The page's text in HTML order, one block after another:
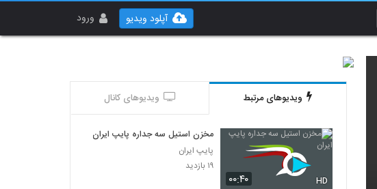
ورود آپلود ویدیو
ویدیوهای مرتبط ویدیوهای کانال
۰۰:۴۰ HD
مخزن استیل سه جداره پایپ ایران
پایپ ایران
۱۹ بازدید